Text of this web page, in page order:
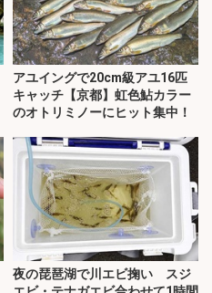
アユイングで20cm級アユ16匹
キャッチ【京都】虹色鮎カラー
のオトリミノーにヒット集中！
夜の琵琶湖で川エビ掬い スジ